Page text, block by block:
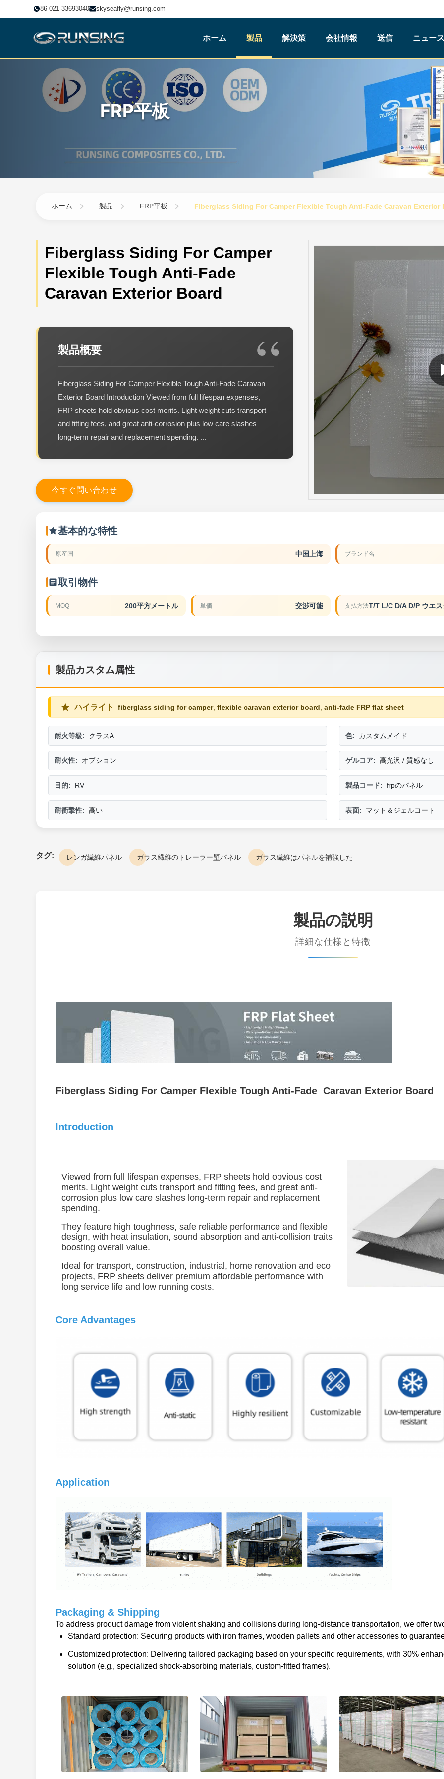
86-021-33693040 skyseafly@runsing.com
ホーム 製品 解決策 会社情報 送信 ニュー
FRP平板
ホーム 製品 FRP平板 Fiberglass Siding For Camper Flexible Tough Anti-Fade Caravan Exterior
Fiberglass Siding For Camper
Flexible Tough Anti-Fade
Caravan Exterior Board
製品概要
Fiberglass Siding For Camper Flexible Tough Anti-Fade Caravan
Exterior Board Introduction Viewed from full lifespan expenses,
FRP sheets hold obvious cost merits. Light weight cuts transport
and fitting fees, and great anti-corrosion plus low care slashes
long-term repair and replacement spending. ...
今す ぐ 問い合わせ
基本的な特性
原産国 中国上海 ブランド名
取引物件
MOQ 200平方メートル 単価 交渉可能 支払方法
製品カスタム属性
ハイライト fiberglass siding for camper, flexible caravan exterior board anti-fade FRP flat sheet
耐火等級: クラスA 色: カスタムメイド
耐火性: オプション ゲルコア: 高光沢 / 質感なし
目的: RV 製品コード: frpのパネル
耐衝撃性: 高い 表面: マット＆ジェルコート
タグ: レンガ繊維パネル ガラス繊維のトレーラー壁パネル ガラス繊維はパネルを補強した
製品の説明
詳細な仕様と特徴
Fiberglass Siding For Camper Flexible Tough Anti-Fade Caravan Exterior Board
Introduction
Viewed from full lifespan expenses, FRP sheets hold obvious cost
merits. Light weight cuts transport and fitting fees, and great anti-
corrosion plus low care slashes long-term repair and replacement
spending.
They feature high toughness, safe reliable performance and flexible
design, with heat insulation, sound absorption and anti-collision traits
boosting overall value.
Ideal for transport, construction, industrial, home renovation and eco
projects, FRP sheets deliver premium affordable performance with
long service life and low running costs.
Core Advantages
Application
Packaging & Shipping
To address product damage from violent shaking and collisions during long-distance transportation, we offer
Standard protection: Securing products with iron frames, wooden pallets and other accessories to
Customized protection: Delivering tailored packaging based on your specific requirements, with 30%
solution (e.g., specialized shock-absorbing materials, custom-fitted frames).